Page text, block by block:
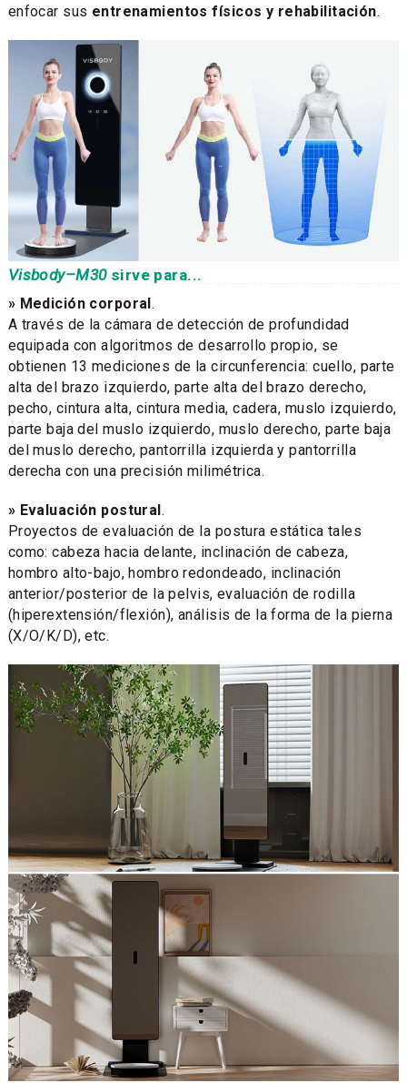
enfocar sus entrenamientos físicos y rehabilitación.
Visbody–M30sirve para...
» Medición corporal.
A través de la cámara de detección de profundidad
equipada con algoritmos de desarrollo propio, se
obtienen 13 mediciones de la circunferencia: cuello, parte
alta del brazo izquierdo, parte alta del brazo derecho,
pecho, cintura alta, cintura media, cadera, muslo izquierdo,
parte baja del muslo izquierdo, muslo derecho, parte baja
del muslo derecho, pantorrilla izquierda y pantorrilla
derecha con una precisión milimétrica.
» Evaluación postural.
Proyectos de evaluación de la postura estática tales
como: cabeza hacia delante, inclinación de cabeza,
hombro alto-bajo, hombro redondeado, inclinación
anterior/posterior de la pelvis, evaluación de rodilla
(hiperextensión/flexión), análisis de la forma de la pierna
(X/O/K/D), etc.